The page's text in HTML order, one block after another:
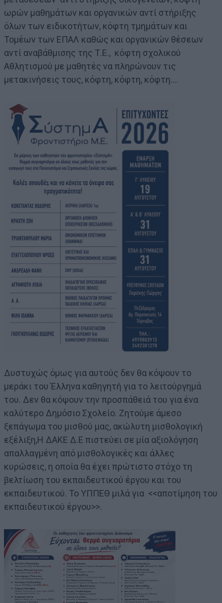
ωρών μαθημάτων και οργανικών αντί στήριξης
όλων των ειδικοτήτων, κόφτη τμημάτων και
Τομέων των ΕΠΑΛ καθώς και οργανικών θέσεων
αντί αναβάθμισης της Τ.Ε., κόφτη σχολικού
Αθλητισμού με μαθητές να πληρώνουν τις
μετακινήσεις τους, κόφτη, κόφτη, κόφτη….
Δυστυχώς όμως για αυτούς δεν θα κόψουν το
μεράκι του Έλληνα καθηγητή για το λειτούργημά
του. Δεν θα κόψουν την προσπάθειά του για ένα
καλύτερο Δημόσιο Σχολείο. Ζητούμε άμεσο
ξεπάγωμα του μισθού μας, ακώλυτη μισθολογική
εξέλιξη,Η ΔΑΚΕ Δ.Ε πιστεύει σε μία αξιολόγηση
απαλλαγμένη από μισθολογικές και άλλες
κυρώσεις, η οποία θα έχει πρώτιστο στόχο τη
βελτίωση του εκπαιδευτικού έργου και του
εκπαιδευτικού. Το ΥΠΠΕΘ μιλά για <<αποτίμηση του
εκπαιδευτικού έργου>>.